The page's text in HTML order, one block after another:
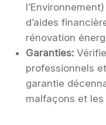
d’aides
rénovation
Garanties:
professionnels
garantie
malfaçons et